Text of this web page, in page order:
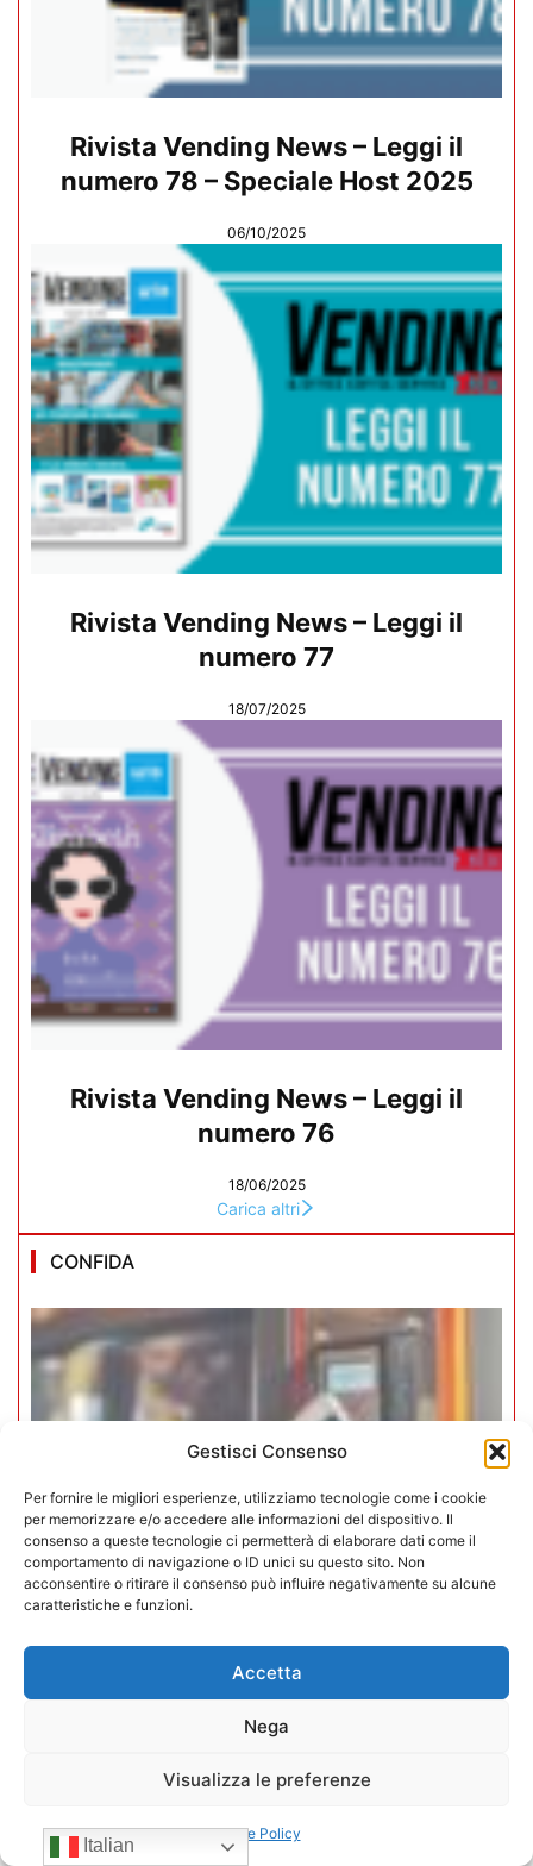
Gestisci Consenso
Per fornire le migliori esperienze, utilizziamo tecnologie come i cookie
per memorizzare e/o accedere alle informazioni del dispositivo. Il
consenso a queste tecnologie ci permetterà di elaborare dati come il
comportamento di navigazione o ID unici su questo sito. Non
acconsentire o ritirare il consenso può influire negativamente su alcune
caratteristiche e funzioni.
Accetta
Nega
Visualizza le preferenze
Cookie Policy
Rivista Vending News – Leggi il
numero 78 – Speciale Host 2025
06/10/2025
Rivista Vending News – Leggi il
numero 77
18/07/2025
Rivista Vending News – Leggi il
numero 76
18/06/2025
Carica altri
CONFIDA
Iperammortamento 5.0. CONFIDA
apre uno sportello dedicato per gli
Italian